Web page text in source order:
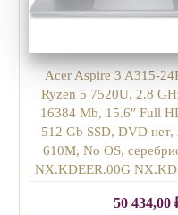
Acer Aspire 3 A315-
Ryzen 5 7520U, 2.8
16384 Mb, 15.6″ Full
512 Gb SSD, DVD
610M, No OS,
NX.KDEER.00G
50 434,00